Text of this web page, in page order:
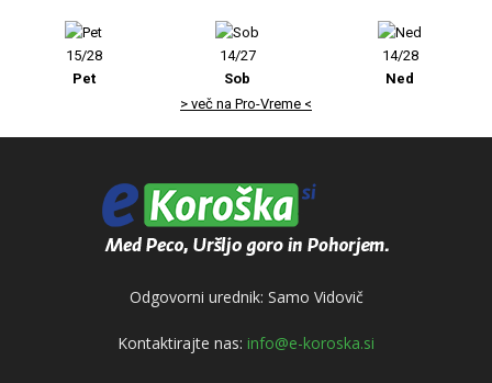
15/28
Pet
14/27
Sob
14/28
Ned
> več na Pro-Vreme <
Odgovorni urednik: Samo Vidovič
Kontaktirajte nas: info@e-koroska.si